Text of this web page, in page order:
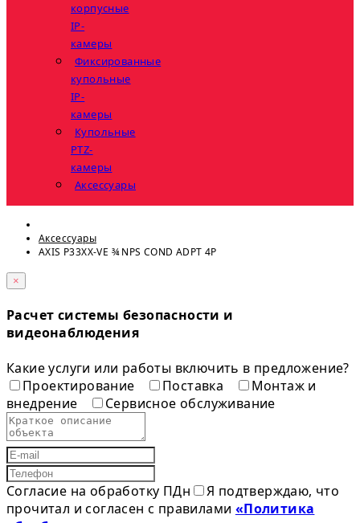
корпусные
IP-
камеры
Фиксированные
купольные
IP-
камеры
Купольные
PTZ-
камеры
Аксессуары
Аксессуары
AXIS P33XX-VE ¾ NPS COND ADPT 4P
×
Расчет системы безопасности и
видеонаблюдения
Какие услуги или работы включить в предложение?
Проектирование
Поставка
Монтаж и
внедрение
Сервисное обслуживание
Согласие на обработку ПДн
Я подтверждаю, что
прочитал и согласен с правилами «Политика